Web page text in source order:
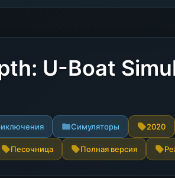
U-Boat
Симуляторы 2020
Песочница Полная версия